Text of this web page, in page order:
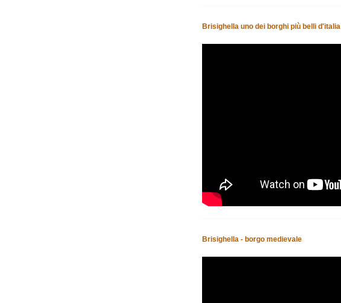
Brisighella uno dei borghi più belli d'italia
Brisighella - borgo medievale